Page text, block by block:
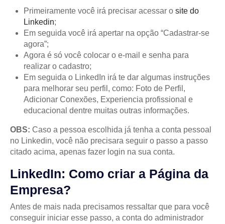
Primeiramente você irá precisar acessar osite do
Linkedin;
Em seguida você irá apertar na opção “Cadastrar-se
agora”;
Agora é só você colocar o e-mail e senha para
realizar o cadastro;
Em seguida o LinkedIn irá te dar algumas instruções
para melhorar seu perfil, como: Foto de Perfil,
Adicionar Conexões, Experiencia profissional e
educacional dentre muitas outras informações.
OBS: Caso a pessoa escolhida já tenha a conta pessoal
no Linkedin, você não precisara seguir o passo a passo
citado acima, apenas fazer login na sua conta.
LinkedIn: Como criar a Página da
Empresa?
Antes de mais nada precisamos ressaltar que para você
conseguir iniciar esse passo, a conta do administrador